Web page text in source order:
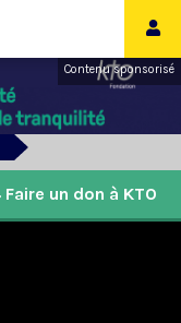
Contenu sponsorisé
Faire un don à KTO